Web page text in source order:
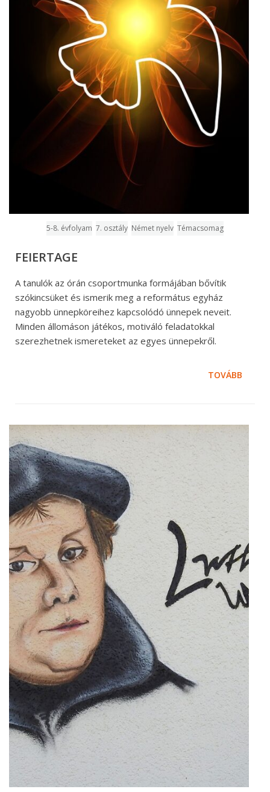
5-8. évfolyam 7. osztály Német nyelv Témacsomag
FEIERTAGE
A tanulók az órán csoportmunka formájában bővítik
szókincsüket és ismerik meg a református egyház
nagyobb ünnepköreihez kapcsolódó ünnepek neveit.
Minden állomáson játékos, motiváló feladatokkal
szerezhetnek ismereteket az egyes ünnepekről.
TOVÁBB